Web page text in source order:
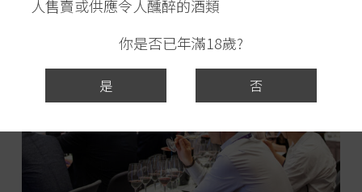
人售賣或供應令人醺醉的酒類
你是否已年滿18歲?
是 否